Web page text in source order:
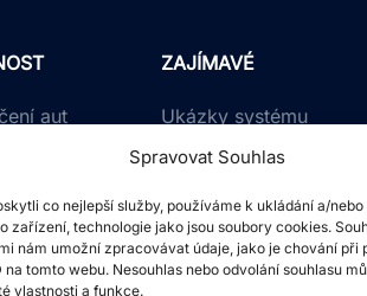
Spravovat Souhlas
co nejlepší služby, používáme k ukládání a/
zařízení, technologie jako jsou soubory cookies.
nám umožní zpracovávat údaje, jako je chování při
na tomto webu. Nesouhlas nebo odvolání souhlasu
vlastnosti a funkce.
aut
ZAJÍMAVÉ
Ukázky systému
Obchodní podmínky